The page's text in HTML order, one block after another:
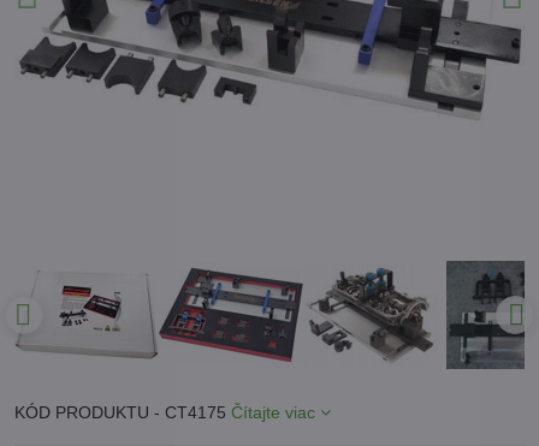
KÓD PRODUKTU - CT4175 Čítajte viac